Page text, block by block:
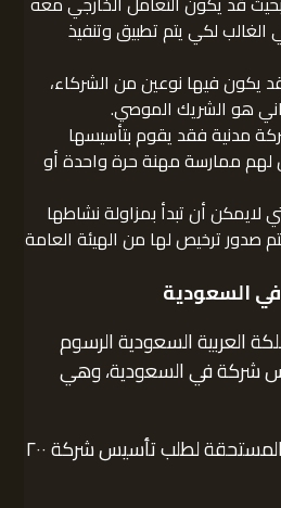
لكي يتم تطبيق وتنفيذ
يكون فيها نوعين من الشركاء،
هو الشريك الموصي.
مدنية فقد يقوم بتأسيسها
ممارسة مهنة حرة واحدة أو
لايمكن أن تبدأ بمزاولة نشاطها
صدور ترخيص لها من الهيئة العامة
السعودية
العربية السعودية الرسوم
شركة في السعودية، وهي
فقد تبلغ تكلفة الرسوم المستحقة لطلب تأسيس شركة ٢٠٠